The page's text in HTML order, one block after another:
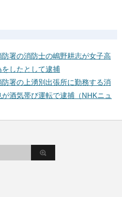
署の消防士の嶋野耕志が女子高
したとして逮捕
署の上湧別出張所に勤務する消
酒気帯び運転で逮捕（NHKニュ